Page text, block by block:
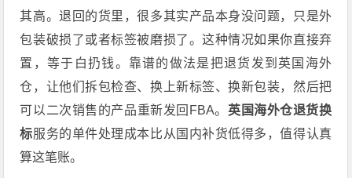
其高。退回的货里，很多其实产品本身没问题，只是外
包装破损了或者标签被磨损了。这种情况如果你直接弃
置，等于白扔钱。靠谱的做法是把退货发到英国海外
仓，让他们拆包检查、换上新标签、换新包装，然后把
可以二次销售的产品重新发回FBA。 英国海外仓退货换
标服务的单件处理成本比从国内补货低得多，值得认真
算这笔账。